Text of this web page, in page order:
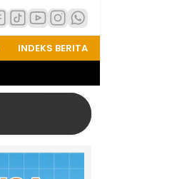
INDEKS BERITA